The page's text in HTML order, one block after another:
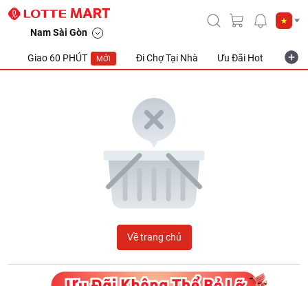
Nam Sài Gòn
Giao 60 PHÚT MỚI Đi Chợ Tại Nhà Ưu Đãi Hot
Về trang chủ
LOTTE Mart Viet Nam